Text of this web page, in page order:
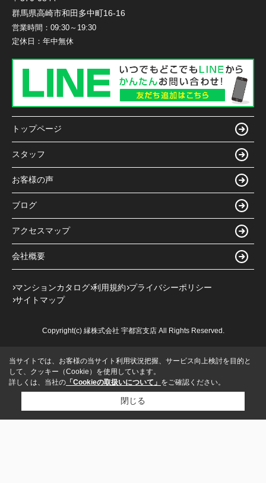
群馬県高崎市和田多中町16-16
営業時間： 09:30～19:30
定休日： 年中無休
トップページ
スタッフ
お客様の声
ブログ
アクセスマップ
会社概要
マンションカタログ 利用規約 プライバシーポリシー
サイトマップ
Copyright(c) 縁株式会社 宇都宮支店 All Rights Reserved.
当サイトでは、お客様の当サイト利用状況把握、サービス向上検討を目的と
して、クッキー（Cookie）を使用しています。
詳しくは、当社の 「Cookieの取扱いについて」 をご確認ください。
閉じる